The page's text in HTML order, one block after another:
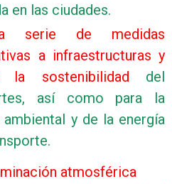
en las ciudades.
serie de medidas
a infraestructuras y
la sostenibilidad del
así como para la
y de la energía
atmosférica